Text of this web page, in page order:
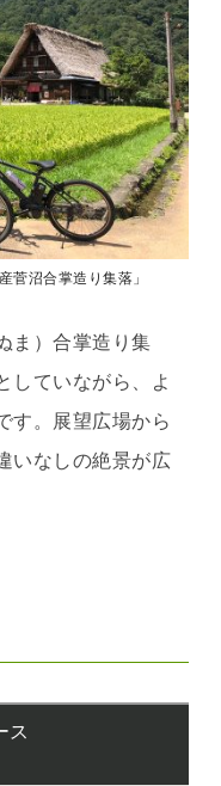
菅沼合掌造り集落」
ま）合掌造り集
していながら、よ
す。展望広場から
いなしの絶景が広